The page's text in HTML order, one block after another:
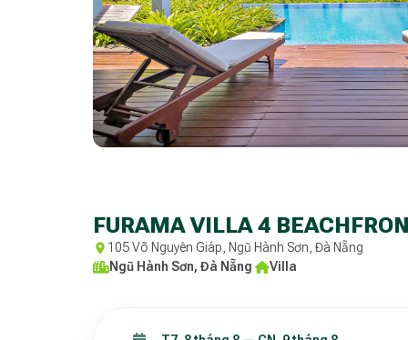
FURAMA VILLA 4
105 Võ Nguyên Giáp, Ngũ Hành Sơn, Đà Nẵng
Ngũ Hành Sơn, Đà Nẵng· Villa